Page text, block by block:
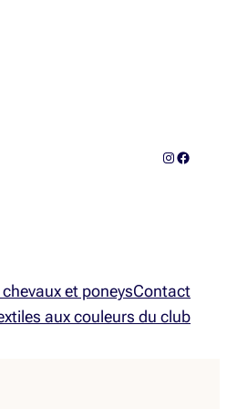
Instagram
et poneysContact
aux couleurs du club